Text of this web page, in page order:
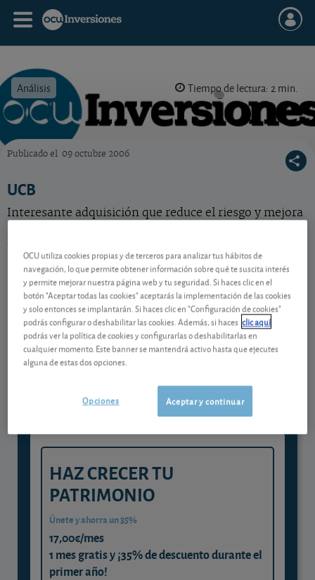
Análisis Tiempo de lectura: 2 min.
Publicado el 09 octubre 2006
UCB
Interesante adquisición que reduce el riesgo y mejora
Pero la acción ya está cara.
Contenido reservado a SOCIOS
Gestiona tu dinero con visión
experta
para ti
HAZ CRECER TU
PATRIMONIO
Únete y ahorra un 35%
17,00€/mes
1 mes gratis y ¡35% de descuento durante el
primer año!
OCU utiliza cookies propias y de terceros para analizar tus hábitos de
navegación, lo que permite obtener información sobre qué te suscita interés
y permite mejorar nuestra página web y tu seguridad. Si haces clic en el
botón "Aceptar todas las cookies" aceptarás la implementación de las cookies
y solo entonces se implantarán. Si haces clic en "Configuración de cookies"
podrás configurar o deshabilitar las cookies. Además, si haces clic aquí
podrás ver la política de cookies y configurarlas o deshabilitarlas en
cualquier momento. Este banner se mantendrá activo hasta que ejecutes
alguna de estas dos opciones.
Aceptar y continuar
Opciones